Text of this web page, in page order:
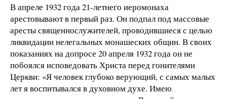
В апреле 1932 года 21-летнего иеромонаха
арестовывают в первый раз. Он подпал под массовые
аресты священнослужителей, проводившиеся с целью
ликвидации нелегальных монашеских общин. В своих
показаниях на допросе 20 апреля 1932 года он не
побоялся исповедовать Христа перед гонителями
Церкви: «Я человек глубоко верующий, с самых малых
лет я воспитывался в духовном духе. Имею